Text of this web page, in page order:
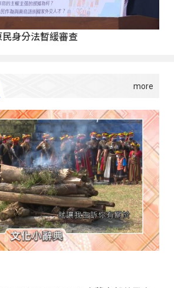
身分法暫緩審查